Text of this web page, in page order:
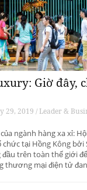
Giờ đây,
29, 2019 / Leader &
ngành hàng xa xỉ:
tại Hồng Kông bởi
đầu trên toàn thế giới
thương mại điện tử